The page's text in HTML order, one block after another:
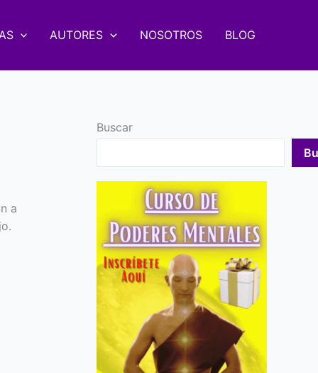
AUTORES NOSOTROS BLOG
a
Buscar